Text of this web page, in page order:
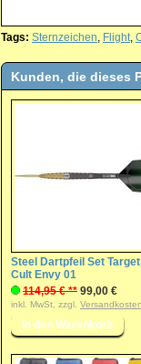
Tags: Sternzeichen, Flight,
Kunden, die dieses
Steel Dartpfeil Set
Cult Envy 01
114,95 € ** 99,00 €
inkl. MwSt, zzgl. Versandkosten